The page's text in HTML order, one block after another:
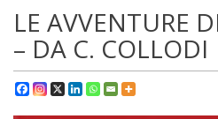
LE AVVENTURE
– DA C. COLLODI